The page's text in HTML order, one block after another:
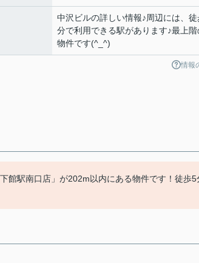
中沢ビルの詳しい情報♪周辺には、
分で利用できる駅があります♪最上階
物件です(^_^)
情報
館駅南口店」が202m以内にある物件です！徒歩5